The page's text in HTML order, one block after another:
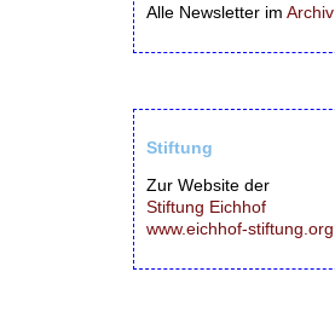
Alle Newsletter im Archiv
Stiftung
Zur Website der
Stiftung Eichhof
www.eichhof-stiftung.org